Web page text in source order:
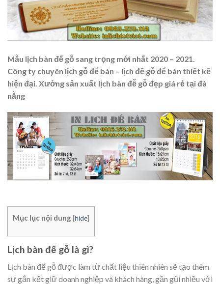
Mẫu lịch bàn đế gỗ sang trọng mới nhất 2020 – 2021.
Công ty chuyên lịch gỗ để bàn – lịch đế gỗ để bàn thiết kế
hiện đại. Xưởng sản xuất lịch bàn đễ gỗ đẹp giá rẻ tại đà
nẵng
Mục lục nội dung[hide]
Lịch bàn đế gỗ là gì?
Lịch bàn đế gỗ được làm từ chất liệu thiên nhiên sẽ tạo thêm
sự gắn kết giữ doanh nghiệp và khách hàng, gần gũi nhiều với